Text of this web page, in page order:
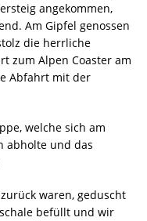
angekommen,
Am Gipfel genossen
die herrliche
zum Alpen Coaster am
Abfahrt mit der
welche sich am
abholte und das
waren, geduscht
befüllt und wir